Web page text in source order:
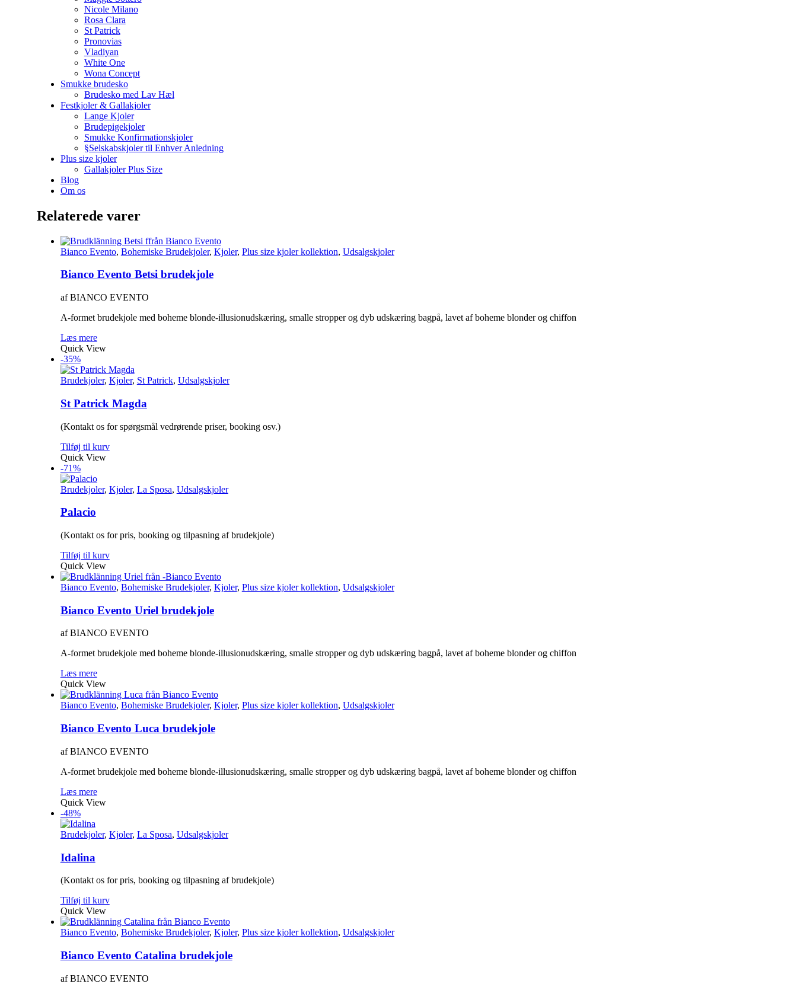
Nicole Milano
Rosa Clara
St Patrick
Pronovias
Vladiyan
White One
Wona Concept
Smukke brudesko
Brudesko med Lav Hæl
Festkjoler & Gallakjoler
Lange Kjoler
Brudepigekjoler
Smukke Konfirmationskjoler
§Selskabskjoler til Enhver Anledning
Plus size kjoler
Gallakjoler Plus Size
Blog
Om os
Relaterede varer
Bianco Evento, Bohemiske Brudekjoler, Kjoler, Plus size kjoler kollektion, Udsalgskjoler
Bianco Evento Betsi brudekjole
af BIANCO EVENTO
A-formet brudekjole med boheme blonde-illusionudskæring, smalle stropper og dyb udskæring bagpå, lavet af boheme blonder og chiffon
Læs mere
Quick View
-35%
Brudekjoler, Kjoler, St Patrick, Udsalgskjoler
St Patrick Magda
(Kontakt os for spørgsmål vedrørende priser, booking osv.)
Tilføj til kurv
Quick View
-71%
Brudekjoler, Kjoler, La Sposa, Udsalgskjoler
Palacio
(Kontakt os for pris, booking og tilpasning af brudekjole)
Tilføj til kurv
Quick View
Bianco Evento, Bohemiske Brudekjoler, Kjoler, Plus size kjoler kollektion, Udsalgskjoler
Bianco Evento Uriel brudekjole
af BIANCO EVENTO
A-formet brudekjole med boheme blonde-illusionudskæring, smalle stropper og dyb udskæring bagpå, lavet af boheme blonder og chiffon
Læs mere
Quick View
Bianco Evento, Bohemiske Brudekjoler, Kjoler, Plus size kjoler kollektion, Udsalgskjoler
Bianco Evento Luca brudekjole
af BIANCO EVENTO
A-formet brudekjole med boheme blonde-illusionudskæring, smalle stropper og dyb udskæring bagpå, lavet af boheme blonder og chiffon
Læs mere
Quick View
-48%
Brudekjoler, Kjoler, La Sposa, Udsalgskjoler
Idalina
(Kontakt os for pris, booking og tilpasning af brudekjole)
Tilføj til kurv
Quick View
Bianco Evento, Bohemiske Brudekjoler, Kjoler, Plus size kjoler kollektion, Udsalgskjoler
Bianco Evento Catalina brudekjole
af BIANCO EVENTO